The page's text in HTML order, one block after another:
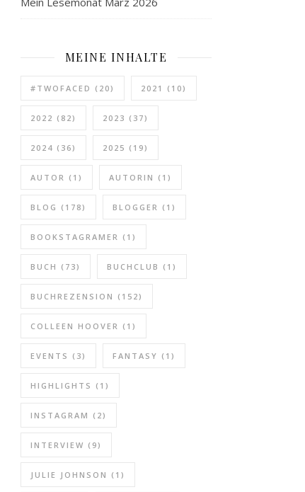
MEINE INHALTE
#TWOFACED (20) 2021 (10)
2022 (82) 2023 (37)
2024 (36) 2025 (19)
AUTOR (1) AUTORIN (1)
BLOG (178) BLOGGER (1)
BOOKSTAGRAMER (1)
BUCH (73) BUCHCLUB (1)
BUCHREZENSION (152)
COLLEEN HOOVER (1)
EVENTS (3) FANTASY (1)
HIGHLIGHTS (1)
INSTAGRAM (2)
INTERVIEW (9)
JULIE JOHNSON (1)